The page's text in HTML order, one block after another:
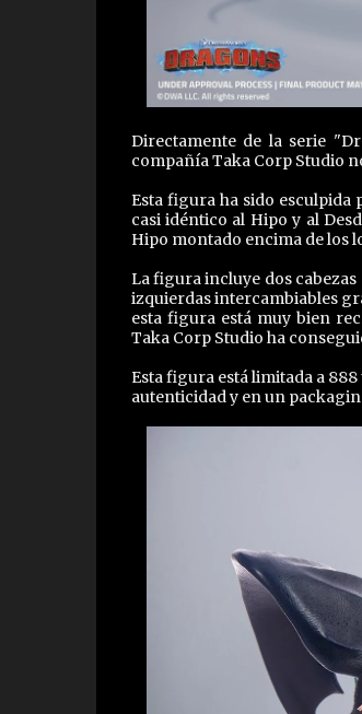
Directamente de la serie
compañía Taka Corp Studio
Esta figura ha sido esculpida
casi idéntico al Hipo y al
Hipo montado encima de los
La figura incluye dos
izquierdas intercambiables
esta figura está muy bien
Taka Corp Studio ha
Esta figura está limitada a
autenticidad y en un